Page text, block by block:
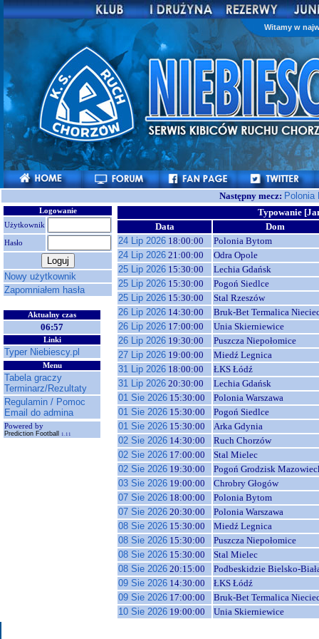
Witamy w
Następny mecz:
Logowanie
Użytkownik
Hasło
Nowy użytkownik
Zapomniałem hasła
Aktualny czas
06:57
Linki
Typer Niebiescy.pl
Menu
Tabela graczy
Terminarz/Rezultaty
Regulamin / Pomoc
Email do admina
Powered by
Prediction Football 1.11
Typowanie
Data
Dom
24 Lip 2026 18:00:00
Polonia Bytom
24 Lip 2026 21:00:00
Odra Opole
25 Lip 2026 15:30:00
Lechia Gdańsk
25 Lip 2026 15:30:00
Pogoń Siedlce
25 Lip 2026 15:30:00
Stal Rzeszów
26 Lip 2026 14:30:00
Bruk-Bet Termalica
26 Lip 2026 17:00:00
Unia Skierniewice
26 Lip 2026 19:30:00
Puszcza Niepołomice
27 Lip 2026 19:00:00
Miedź Legnica
31 Lip 2026 18:00:00
ŁKS Łódź
31 Lip 2026 20:30:00
Lechia Gdańsk
01 Sie 2026 15:30:00
Polonia Warszawa
01 Sie 2026 15:30:00
Pogoń Siedlce
01 Sie 2026 15:30:00
Arka Gdynia
02 Sie 2026 14:30:00
Ruch Chorzów
02 Sie 2026 17:00:00
Stal Mielec
02 Sie 2026 19:30:00
Pogoń Grodzisk
03 Sie 2026 19:00:00
Chrobry Głogów
07 Sie 2026 18:00:00
Polonia Bytom
07 Sie 2026 20:30:00
Polonia Warszawa
08 Sie 2026 15:30:00
Miedź Legnica
08 Sie 2026 15:30:00
Puszcza Niepołomice
08 Sie 2026 15:30:00
Stal Mielec
08 Sie 2026 20:15:00
Podbeskidzie Bielsko-
09 Sie 2026 14:30:00
ŁKS Łódź
09 Sie 2026 17:00:00
Bruk-Bet Termalica
10 Sie 2026 19:00:00 Unia Skierniewice